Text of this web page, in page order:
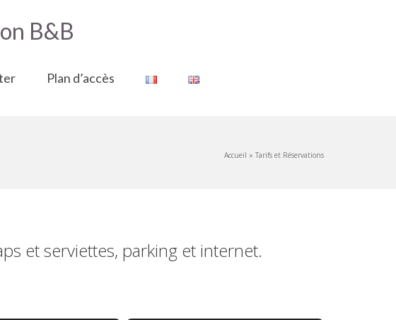
Plan d’accès
Accueil » Tarifs et Réservations
et serviettes, parking et internet.